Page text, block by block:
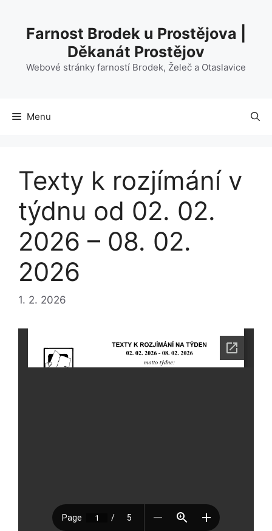
obsahFarnost Brodek u Prostějova |
Děkanát Prostějov
Webové stránky farností Brodek, Želeč a Otaslavice
Menu
Texty k rozjímání v
týdnu od 02. 02.
2026 – 08. 02.
2026
1. 2. 2026